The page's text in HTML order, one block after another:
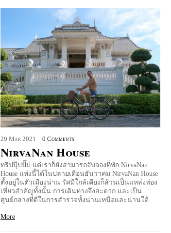
29 Mar 2021 0 Comments
NirvaNan House
ทริปปุ๊ปปั๊ป แต่เราก็ยังสามารถจับจองที่พัก NirvaNan
House แห่งนี้ได้ในปลายเดือนธันวาคม NirvaNan House
ตั้งอยู่ในตัวเมืองน่าน รัศมีใกล้เคียงก็ล้วนเป็นแหล่งท่อง
เที่ยวสำคัญทั้งนั้น การเดินทางจึงสะดวก และเป็น
ศูนย์กลางที่ดีในการสำรวจทั้งน่านเหนือและน่านใต้
More